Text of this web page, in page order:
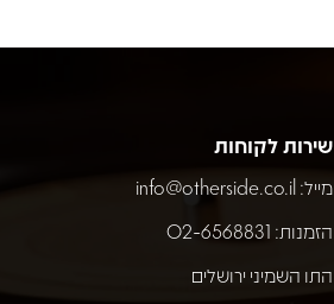
שירות לקוחות
מייל: info@otherside.co.il
הזמנות: 02-6568831
התו השמיני ירושלים